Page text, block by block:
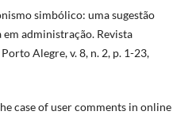
simbólico: uma sugestão
administração. Revista
Alegre, v. 8, n. 2, p. 1-23,
case of user comments in online